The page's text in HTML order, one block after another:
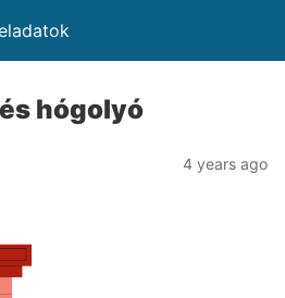
hógolyó
4 years ago